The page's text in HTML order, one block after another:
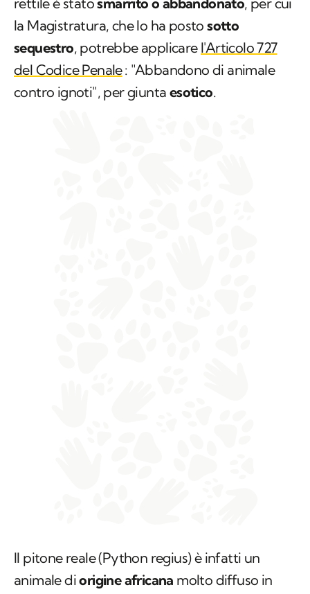
la Magistratura, che lo ha postosotto
sequestro, potrebbe applicare l'Articolo 727
del Codice Penale: "Abbandono di animale
contro ignoti", per giunta esotico.
Il pitone reale (Python regius) è infatti un
animale diorigine africana molto diffuso in